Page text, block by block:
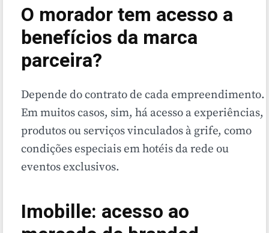
O morador tem acesso a
benefícios da marca
parceira?
Depende do contrato de cada empreendimento.
Em muitos casos, sim, há acesso a experiências,
produtos ou serviços vinculados à grife, como
condições especiais em hotéis da rede ou
eventos exclusivos.
Imobille: acesso ao